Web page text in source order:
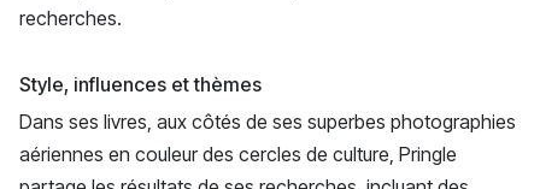
recherches.
Style, influences et thèmes
Dans ses livres, aux côtés de ses superbes photographies
aériennes en couleur des cercles de culture, Pringle